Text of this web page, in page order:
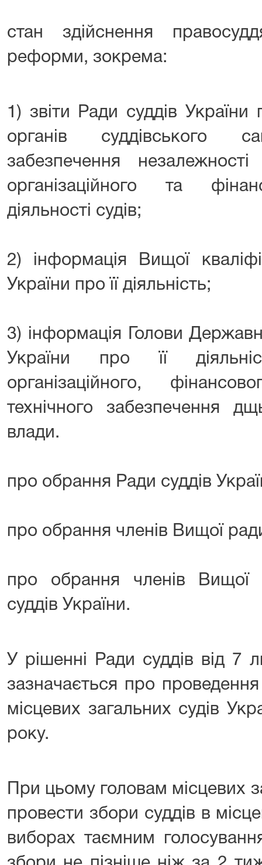
стан здійснення
реформи, зокрема:
1) звіти Ради суддів
органів суддівського
забезпечення
організаційного та
діяльності судів;
2) інформація Вищої
України про її діяльність;
3) інформація Голови
України про її
організаційного,
технічного забезпечення
влади.
про обрання Ради суддів
про обрання членів Вищої
про обрання членів Вищої
суддів України.
У рішенні Ради суддів від
зазначається про проведення
місцевих загальних судів
року.
При цьому головам місцевих
провести збори суддів в
виборах таємним